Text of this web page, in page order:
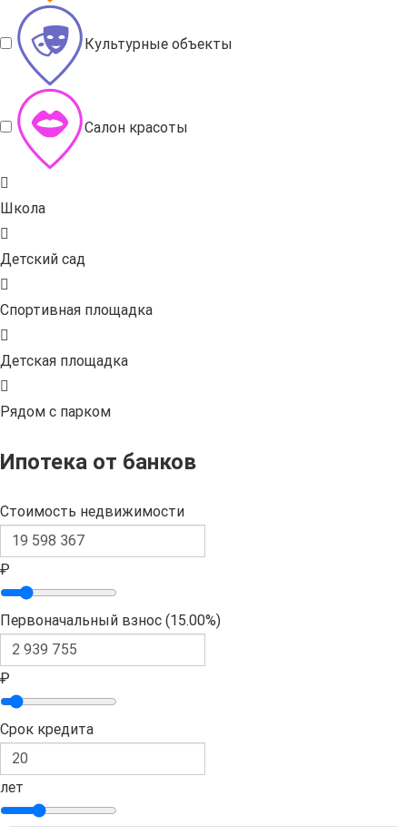
Культурные объекты
Салон красоты
Школа
Детский сад
Спортивная площадка
Детская площадка
Рядом с парком
Ипотека от банков
Стоимость недвижимости
₽
Первоначальный взнос (15.00%)
₽
Срок кредита
лет